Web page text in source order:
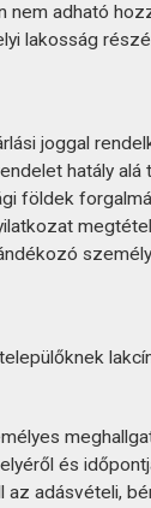
adható
lakosság
joggal
hatály
földek
és
adásvételi,